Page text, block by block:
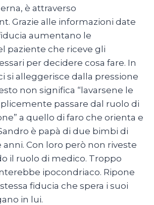
è attraverso
Grazie alle informazioni date
aumentano le
paziente che riceve gli
per decidere cosa fare. In
si alleggerisce dalla pressione
non significa “lavarsene le
passare dal ruolo di
a quello di faro che orienta e
è papà di due bimbi di
Con loro però non riveste
il ruolo di medico. Troppo
ipocondriaco. Ripone
fiducia che spera i suoi
in lui.